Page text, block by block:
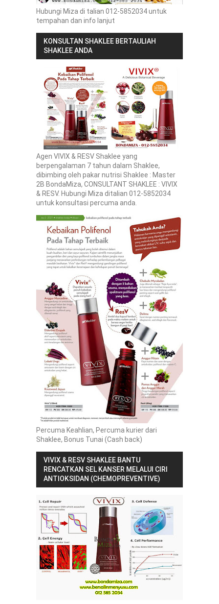
Hubungi Miza di talian 012-5852034 untuk
tempahan dan info lanjut
KONSULTAN SHAKLEE BERTAULIAH
SHAKLEE ANDA
Agen VIVIX & RESV Shaklee yang
berpengalaman 7 tahun dalam Shaklee,
dibimbing oleh pakar nutrisi Shaklee : Master
2B BondaMiza, CONSULTANT SHAKLEE : VIVIX
& RESV. Hubungi Miza ditalian 012-5852034
untuk konsultasi percuma anda.
Percuma Keahlian, Percuma kurier dari
Shaklee, Bonus Tunai (Cash back)
VIVIX & RESV SHAKLEE BANTU
RENCATKAN SEL KANSER MELALUI CIRI
ANTIOKSIDAN (CHEMOPREVENTIVE)